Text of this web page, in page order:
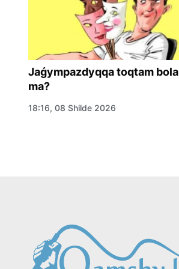
Jaǵympazdyqqa toqtam bola
ma?
18:16, 08 Shilde 2026